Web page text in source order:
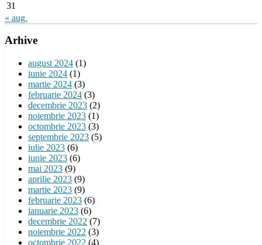
31
« aug.
Arhive
august 2024 (1)
iunie 2024 (1)
martie 2024 (3)
februarie 2024 (3)
decembrie 2023 (2)
noiembrie 2023 (1)
octombrie 2023 (3)
septembrie 2023 (5)
iulie 2023 (6)
iunie 2023 (6)
mai 2023 (9)
aprilie 2023 (9)
martie 2023 (9)
februarie 2023 (6)
ianuarie 2023 (6)
decembrie 2022 (7)
noiembrie 2022 (3)
octombrie 2022 (4)